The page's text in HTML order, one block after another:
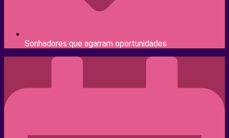
Sonhadores que agarram oportunidades